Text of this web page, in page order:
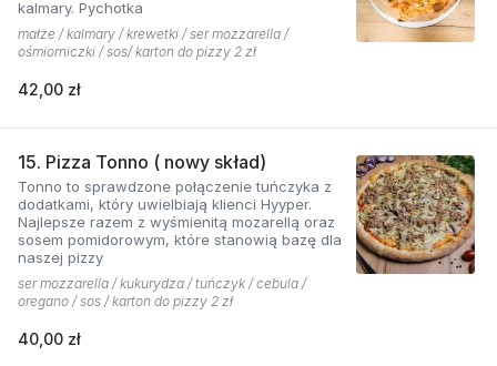
kalmary. Pychotka
małże / kalmary / krewetki / ser mozzarella /
ośmiorniczki / sos/ karton do pizzy 2 zł
42,00 zł
15. Pizza Tonno ( nowy skład)
Tonno to sprawdzone połączenie tuńczyka z
dodatkami, który uwielbiają klienci Hyyper.
Najlepsze razem z wyśmienitą mozarellą oraz
sosem pomidorowym, które stanowią bazę dla
naszej pizzy
ser mozzarella / kukurydza / tuńczyk / cebula /
oregano / sos / karton do pizzy 2 zł
40,00 zł